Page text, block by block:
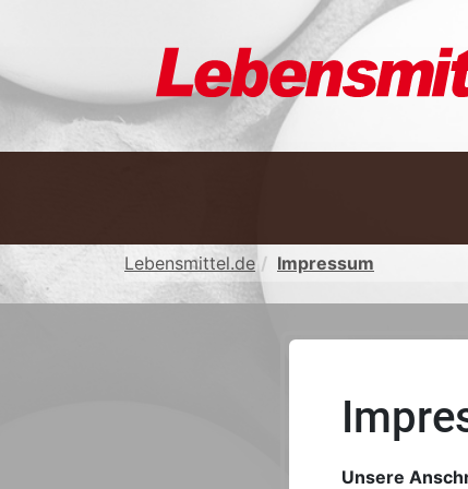
Lebensmittel.de Impressum
Unsere